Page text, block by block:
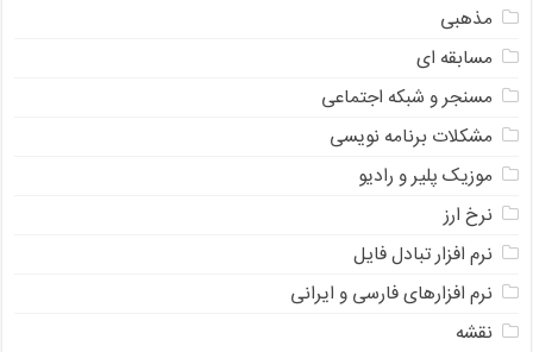
مذهبی
مسابقه ای
مسنجر و شبکه اجتماعی
مشکلات برنامه نویسی
موزیک پلیر و رادیو
نرخ ارز
ﻧﺮﻡ ﺍﻓﺰﺍﺭ ﺗﺒﺎﺩﻝ ﻓﺎﻳﻞ
نرم افزارهای فارسی و ایرانی
نقشه